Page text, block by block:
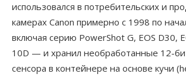
использовался в потребительских и
камерах Canon примерно с 1998 по
включая серию PowerShot G, EOS D30,
10D — и хранил необработанные 12-
сенсора в контейнере на основе кучи